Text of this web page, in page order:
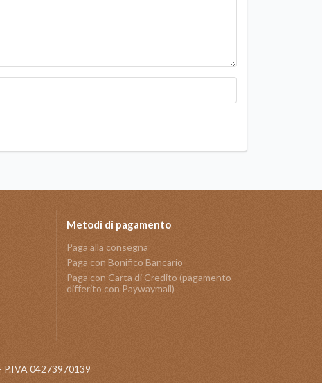
Metodi di pagamento
Paga alla consegna
Paga con Bonifico Bancario
Paga con Carta di Credito (pagamento
differito con Paywaymail)
P.IVA 04273970139